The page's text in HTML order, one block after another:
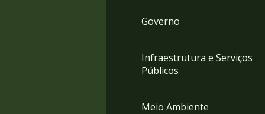
Governo
Infraestrutura e Serviços
Públicos
Meio Ambiente